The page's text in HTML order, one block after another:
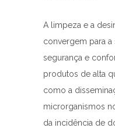
A limpeza e a
convergem para a
segurança e
produtos de alta
como a
microrganismos
da incidência de